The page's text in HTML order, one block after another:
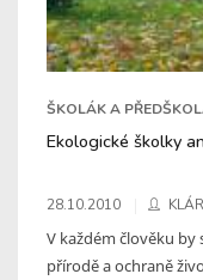
ŠKOLÁK A
Ekologické školky
28.10.2010
V každém člověku by
přírodě a ochraně